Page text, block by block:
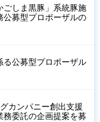
ごしま黒豚」系統豚施
公募型プロポーザルの
る公募型プロポーザル
カンパニー創出支援
委託の企画提案を募